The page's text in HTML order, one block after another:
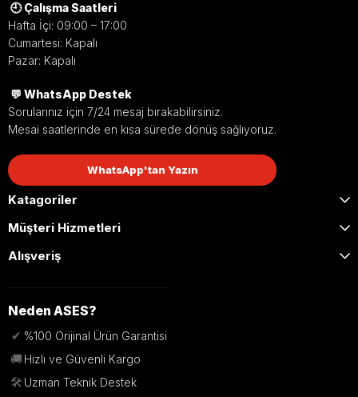
🕘 Çalışma Saatleri
Hafta İçi: 09:00 – 17:00
Cumartesi: Kapalı
Pazar: Kapalı
💬 WhatsApp Destek
Sorularınız için 7/24 mesaj bırakabilirsiniz.
Mesai saatlerinde en kısa sürede dönüş sağlıyoruz.
WhatsApp'tan Yazın
Katagoriler
Müşteri Hizmetleri
Alışveriş
Neden ASES?
✔ %100 Orijinal Ürün Garantisi
🚚 Hızlı ve Güvenli Kargo
🛠️ Uzman Teknik Destek